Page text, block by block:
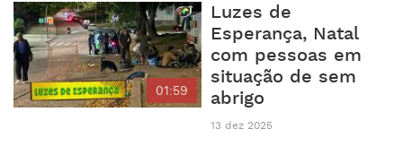
01:59
Luzes de
Esperança, Natal
com pessoas em
situação de sem
abrigo
13 dez 2025